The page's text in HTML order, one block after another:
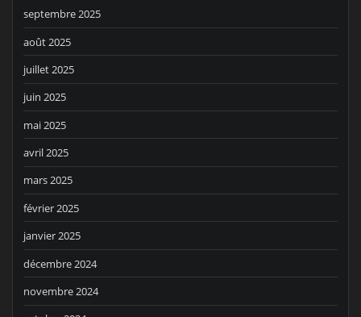
septembre 2025
août 2025
juillet 2025
juin 2025
mai 2025
avril 2025
mars 2025
février 2025
janvier 2025
décembre 2024
novembre 2024